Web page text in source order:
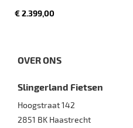
€ 2.399,00
OVER ONS
Slingerland Fietsen
Hoogstraat 142
2851 BK Haastrecht